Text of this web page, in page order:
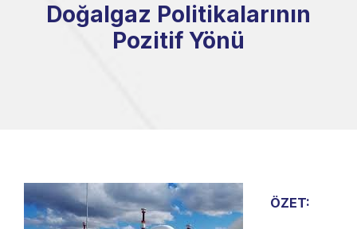
Doğalgaz Politikalarının
Pozitif Yönü
ÖZET: